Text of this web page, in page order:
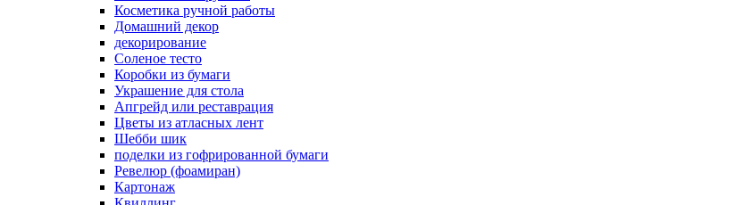
Косметика ручной работы
Домашний декор
декорирование
Соленое тесто
Коробки из бумаги
Украшение для стола
Апгрейд или реставрация
Цветы из атласных лент
Шебби шик
поделки из гофрированной бумаги
Ревелюр (фоамиран)
Картонаж